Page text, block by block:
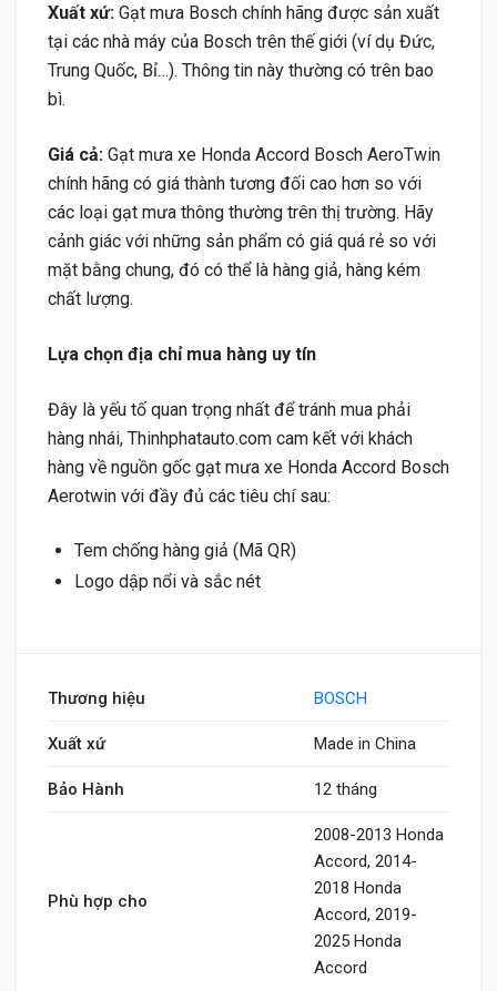
Xuất xứ: Gạt mưa Bosch chính hãng được sản xuất
tại các nhà máy của Bosch trên thế giới (ví dụ Đức,
Trung Quốc, Bỉ…). Thông tin này thường có trên bao
bì.
Giá cả: Gạt mưa xe Honda Accord Bosch AeroTwin
chính hãng có giá thành tương đối cao hơn so với
các loại gạt mưa thông thường trên thị trường. Hãy
cảnh giác với những sản phẩm có giá quá rẻ so với
mặt bằng chung, đó có thể là hàng giả, hàng kém
chất lượng.
Lựa chọn địa chỉ mua hàng uy tín
Đây là yếu tố quan trọng nhất để tránh mua phải
hàng nhái, Thinhphatauto.com cam kết với khách
hàng về nguồn gốc gạt mưa xe Honda Accord Bosch
Aerotwin với đầy đủ các tiêu chí sau:
Tem chống hàng giả (Mã QR)
Logo dập nổi và sắc nét
Thương hiệu BOSCH
Xuất xứ Made in China
Bảo Hành 12 tháng
Phù hợp cho
2008-2013 Honda
Accord, 2014-
2018 Honda
Accord, 2019-
2025 Honda
Accord